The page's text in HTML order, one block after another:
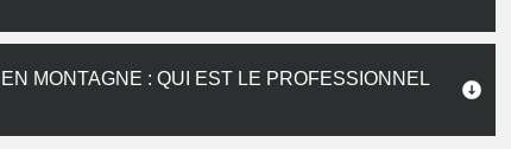
MONTAGNE : QUI EST LE PROFESSIONNEL